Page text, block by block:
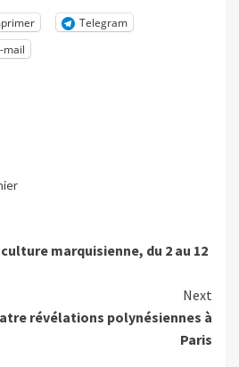
Telegram
mail
marquisienne, du 2 au 12
Next
révélations polynésiennes à
Paris